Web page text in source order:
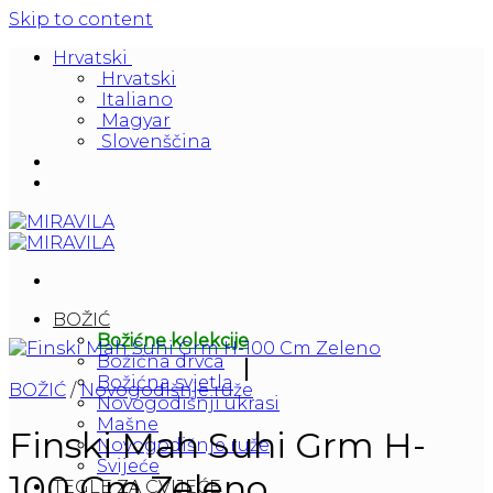
Skip to content
Hrvatski
Hrvatski
Italiano
Magyar
Slovenščina
BOŽIĆ
Božićne kolekcije
Božićna drvca
Božićna svjetla
Novogodišnji ukrasi
Mašne
Novogodišnje ruže
Svijeće
TEGLE ZA CVIJEĆE
BOŽIĆ / Novogodišnje ruže
Finski Mah Suhi Grm H-